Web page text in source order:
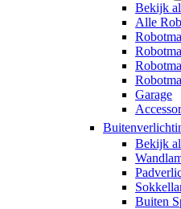
Bekijk
Alle
Garage
Bekijk
Buiten